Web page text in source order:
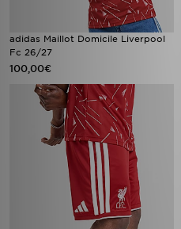
adidas Maillot Domicile Liverpool
Fc 26/27
100,00€